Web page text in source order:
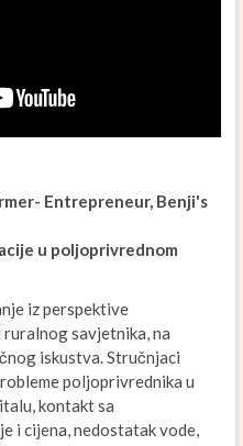
Entrepreneur, Benji's
u poljoprivrednom
iz perspektive
savjetnika, na
iskustva. Stručnjaci
poljoprivrednika u
kontakt sa
i cijena, nedostatak vode,